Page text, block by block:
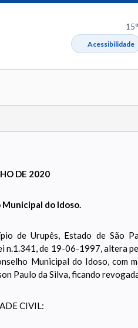
Acessibilidade
DE 2020
do Idoso.
de Urupês, Estado de São
n.1.341, de 19-06-1997, altera
Municipal do Idoso, com
Paulo da Silva, ficando
CIVIL: